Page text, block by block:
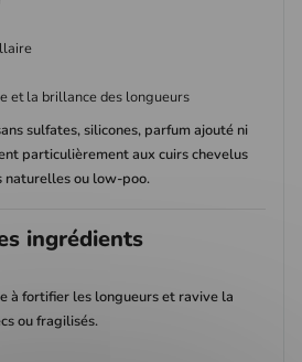
et la brillance des longueurs
sulfates, silicones, parfum ajouté ni
particulièrement aux cuirs chevelus
naturelles ou low-poo.
ingrédients
à fortifier les longueurs et ravive la
ou fragilisés.